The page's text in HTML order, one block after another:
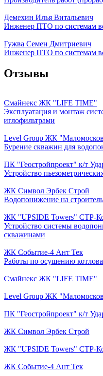
Демехин Илья Витальевич
Инженер ПТО по системам
Гужва Семен Дмитриевич
Инженер ПТО по системам
Отзывы
Смайнекс ЖК "LIFE TIME"
Эксплуатация и монтаж
иглофильтрами
Level Group ЖК
Бурение скважин для
ПК "Геостройпроект" к/т
Устройство
ЖК Символ Эрбек Строй
Водопонижение на
ЖК "UPSIDE Towers" СТР-
Устройство системы
скважинами
ЖК Событие-4 Ант Тек
Работы по осушению
Смайнекс ЖК "LIFE TIME"
Level Group ЖК
ПК "Геостройпроект" к/т
ЖК Символ Эрбек Строй
ЖК "UPSIDE Towers" СТР-
ЖК Событие-4 Ант Тек